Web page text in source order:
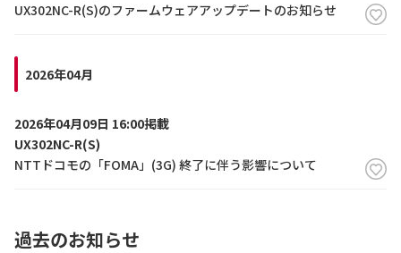
UX302NC-R(S)のファームウェアアップデートのお知らせ
2026年04月
2026年04月09日 16:00掲載
UX302NC-R(S)
NTTドコモの「FOMA」(3G) 終了に伴う影響について
過去のお知らせ